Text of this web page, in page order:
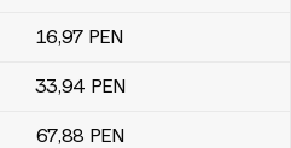
16,97 PEN
33,94 PEN
67,88 PEN